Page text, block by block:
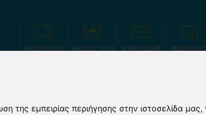
της εμπειρίας περιήγησης στην ιστοσελίδα μας,
ΑΝΑΖΗΤΗΣΗ VIRTUAL TOUR ΕΠΙΚΟΙΝΩΝΙΑ